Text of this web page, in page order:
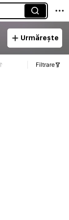
Urmărește
Filtrare